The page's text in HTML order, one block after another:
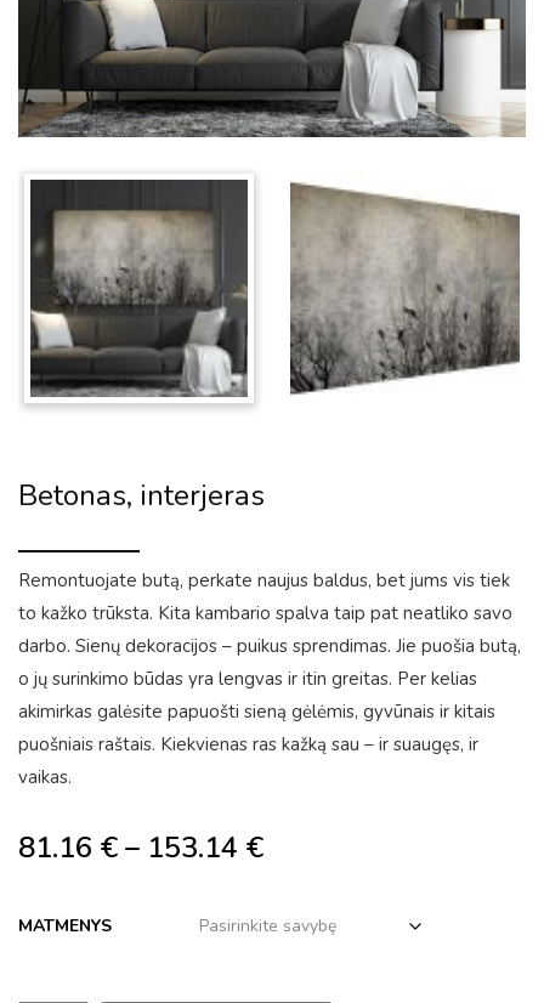
Betonas, interjeras
Remontuojate butą, perkate naujus baldus, bet jums vis tiek
to kažko trūksta. Kita kambario spalva taip pat neatliko savo
darbo. Sienų dekoracijos – puikus sprendimas. Jie puošia butą,
o jų surinkimo būdas yra lengvas ir itin greitas. Per kelias
akimirkas galėsite papuošti sieną gėlėmis, gyvūnais ir kitais
puošniais raštais. Kiekvienas ras kažką sau – ir suaugęs, ir
vaikas.
81.16 €– 153.14 €
MATMENYS